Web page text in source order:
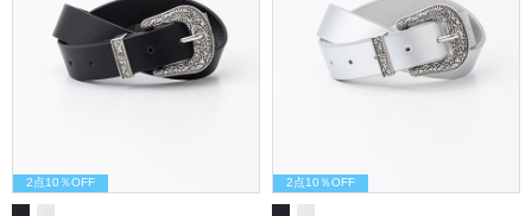
2点10％OFF 2点10％OFF